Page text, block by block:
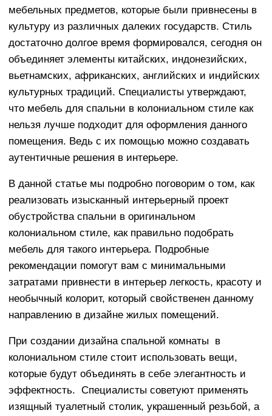
мебельных предметов, которые были привнесены в
культуру из различных далеких государств. Стиль
достаточно долгое время формировался, сегодня он
объединяет элементы китайских, индонезийских,
вьетнамских, африканских, английских и индийских
культурных традиций. Специалисты утверждают,
что мебель для спальни в колониальном стиле как
нельзя лучше подходит для оформления данного
помещения. Ведь с их помощью можно создавать
аутентичные решения в интерьере.
В данной статье мы подробно поговорим о том, как
реализовать изысканный интерьерный проект
обустройства спальни в оригинальном
колониальном стиле, как правильно подобрать
мебель для такого интерьера. Подробные
рекомендации помогут вам с минимальными
затратами привнести в интерьер легкость, красоту и
необычный колорит, который свойственен данному
направлению в дизайне жилых помещений.
При создании дизайна спальной комнаты в
колониальном стиле стоит использовать вещи,
которые будут объединять в себе элегантность и
эффектность. Специалисты советуют применять
изящный туалетный столик, украшенный резьбой, а